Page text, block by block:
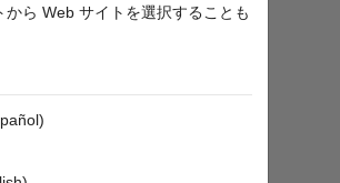
から Web サイトを選択することも